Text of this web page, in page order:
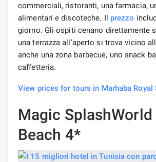
commerciali, ristoranti, una farmacia,
alimentari e discoteche. Il prezzo
giorno. Gli ospiti cenano direttamente
una terrazza all'aperto si trova vicino
anche una zona barbecue, uno snack
caffetteria.
View prices for tours in Marhaba Royal
Magic SplashWorld
Beach 4*